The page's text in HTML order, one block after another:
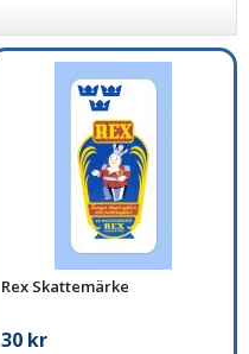
Rex Skattemärke
30 kr